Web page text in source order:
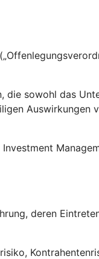
sowohl das
Auswirkungen
deren